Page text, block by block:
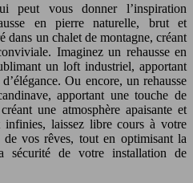
peut vous donner l’inspiration
en pierre naturelle, brut et
dans un chalet de montagne, créant
Imaginez un rehausse en
un loft industriel, apportant
Ou encore, un rehausse
apportant une touche de
une atmosphère apaisante et
infinies, laissez libre cours à votre
vos rêves, tout en optimisant la
sécurité de votre installation de